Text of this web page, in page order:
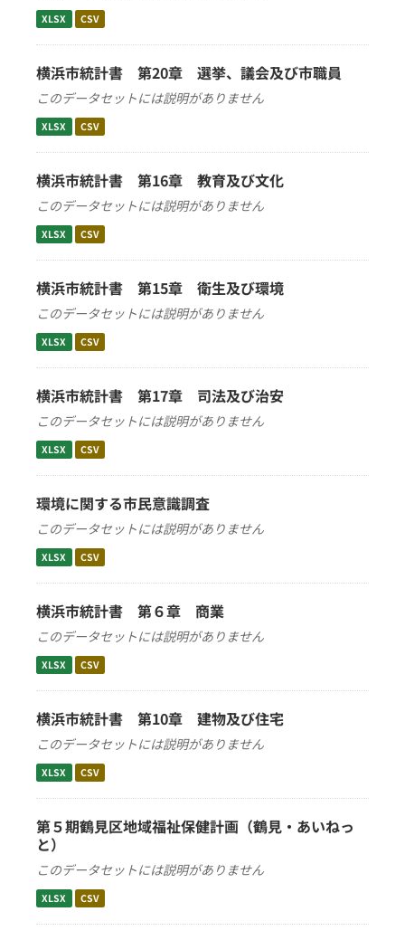
XLSX CSV
横浜市統計書 第20章 選挙、議会及び市職員
このデータセットには説明がありません
XLSX CSV
横浜市統計書 第16章 教育及び文化
このデータセットには説明がありません
XLSX CSV
横浜市統計書 第15章 衛生及び環境
このデータセットには説明がありません
XLSX CSV
横浜市統計書 第17章 司法及び治安
このデータセットには説明がありません
XLSX CSV
環境に関する市民意識調査
このデータセットには説明がありません
XLSX CSV
横浜市統計書 第６章 商業
このデータセットには説明がありません
XLSX CSV
横浜市統計書 第10章 建物及び住宅
このデータセットには説明がありません
XLSX CSV
第５期鶴見区地域福祉保健計画（鶴見・あいねっ
と）
このデータセットには説明がありません
XLSX CSV